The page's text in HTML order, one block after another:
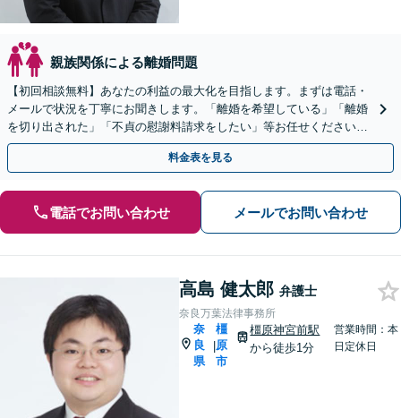
親族関係による離婚問題
【初回相談無料】あなたの利益の最大化を目指します。まずは電話・
メールで状況を丁寧にお聞きします。「離婚を希望している」「離婚
を切り出された」「不貞の慰謝料請求をしたい」等お任せください。
【リーズナブルな料金設定】
料金表を見る
電話でお問い合わせ メールでお問い合わせ
高島 健太郎 弁護士
奈良万葉法律事務所
奈
良
県
|
橿
原
市
橿原神宮前駅
から徒歩1分
営業時間：本
日定休日